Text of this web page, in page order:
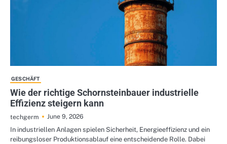
GESCHÄFT
Wie der richtige Schornsteinbauer industrielle
Effizienz steigern kann
techgerm
June 9, 2026
In industriellen Anlagen spielen Sicherheit, Energieeffizienz und ein
reibungsloser Produktionsablauf eine entscheidende Rolle. Dabei